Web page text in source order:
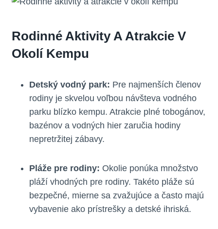
Rodinné Aktivity A Atrakcie V
Okolí Kempu
Detský vodný park: Pre najmenších členov
rodiny je skvelou voľbou návšteva vodného
parku blízko kempu. Atrakcie plné tobogánov,
bazénov a vodných hier zaručia hodiny
nepretržitej zábavy.
Pláže pre rodiny: Okolie ponúka množstvo
pláží vhodných pre rodiny. Takéto pláže sú
bezpečné, mierne sa zvažujúce a často majú
vybavenie ako prístrešky a detské ihriská.